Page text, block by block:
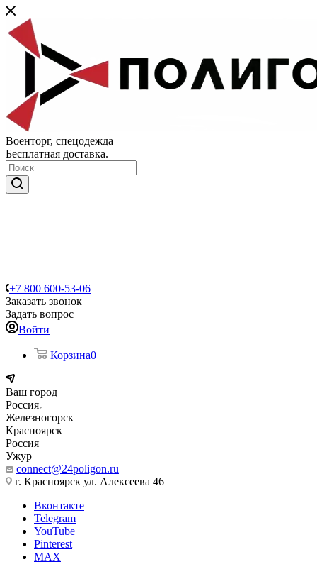
Военторг, спецодежда
Бесплатная доставка.
+7 800 600-53-06
Заказать звонок
Задать вопрос
Войти
Корзина0
Ваш город
Россия
Железногорск
Красноярск
Россия
Ужур
connect@24poligon.ru
г. Красноярск ул. Алексеева 46
Вконтакте
Telegram
YouTube
Pinterest
MAX